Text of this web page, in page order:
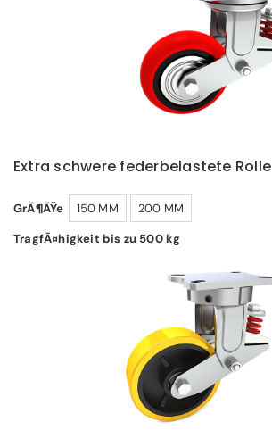
Extra schwere federbelastete Rolle
GrÃ¶ÃŸe 150 MM
200 MM
TragfÃ¤higkeit bis zu 500 kg